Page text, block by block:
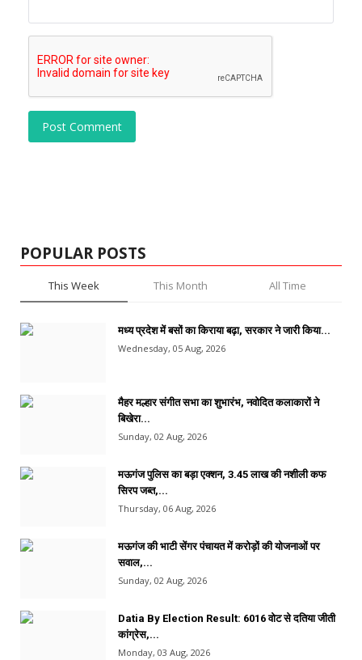
Post Comment
POPULAR POSTS
This Week This Month All Time
मध्य प्रदेश में बसों का किराया बढ़ा, सरकार ने जारी किया...
Wednesday, 05 Aug, 2026
मैहर मल्हार संगीत सभा का शुभारंभ, नवोदित कलाकारों ने
बिखेरा...
Sunday, 02 Aug, 2026
मऊगंज पुलिस का बड़ा एक्शन, 3.45 लाख की नशीली कफ
सिरप जब्त,...
Thursday, 06 Aug, 2026
मऊगंज की भाटी सेंगर पंचायत में करोड़ों की योजनाओं पर
सवाल,...
Sunday, 02 Aug, 2026
Datia By Election Result: 6016 वोट से दतिया जीती
कांग्रेस,...
Monday, 03 Aug, 2026